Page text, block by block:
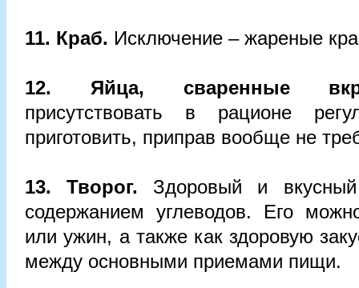
11. Краб. Исключение – жареные
12. Яйца, сваренные
присутствовать в рационе
приготовить, приправ вообще не
13. Творог. Здоровый и
содержанием углеводов. Его
или ужин, а также как здоровую
между основными приемами пищи.